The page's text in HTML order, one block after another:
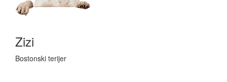
Zizi
Bostonski terijer